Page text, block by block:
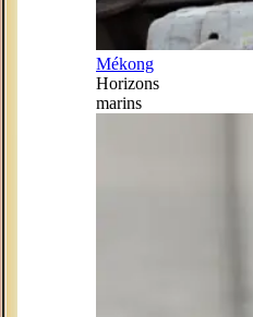
Mékong
Horizons
marins